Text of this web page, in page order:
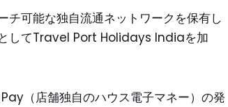
チ可能な独自流通ネットワークを保有し
してTravel Port Holidays Indiaを加
（店舗独自のハウス電子マネー）の発